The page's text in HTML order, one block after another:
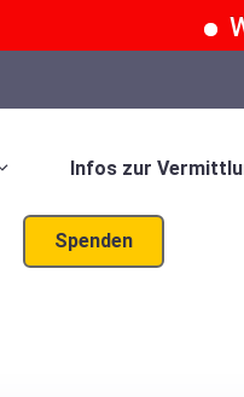
Infos zur
Spenden